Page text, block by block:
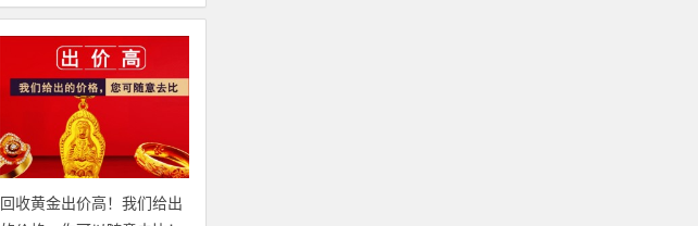
回收黄金出价高！我们给出